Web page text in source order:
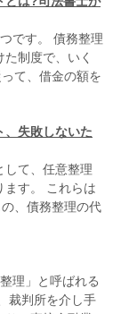
です。 債務整理
制度で、いく
て、借金の額を
、失敗しないた
して、任意整理
ます。 これらは
、債務整理の代
理」と呼ばれる
裁判所を介し手